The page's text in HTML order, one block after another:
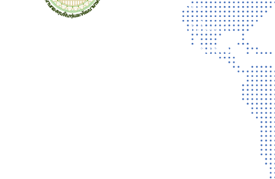
ข่าวผู้บริหาร
ประกาศจัดซื้อจัดจ้าง
ประกาศรับสมัครงาน